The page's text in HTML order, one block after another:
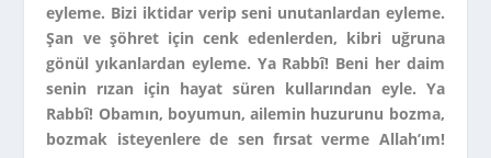
eyleme. Bizi iktidar verip seni unutanlardan eyleme.
Şan ve şöhret için cenk edenlerden, kibri uğruna
gönül yıkanlardan eyleme. Ya Rabbî! Beni her daim
senin rızan için hayat süren kullarından eyle. Ya
Rabbî! Obamın, boyumun, ailemin huzurunu bozma,
bozmak isteyenlere de sen fırsat verme Allah’ım!